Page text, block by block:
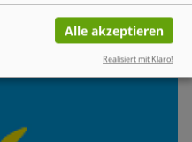
Mobile Security
Alle akzeptieren
Realisiert mit Klaro!